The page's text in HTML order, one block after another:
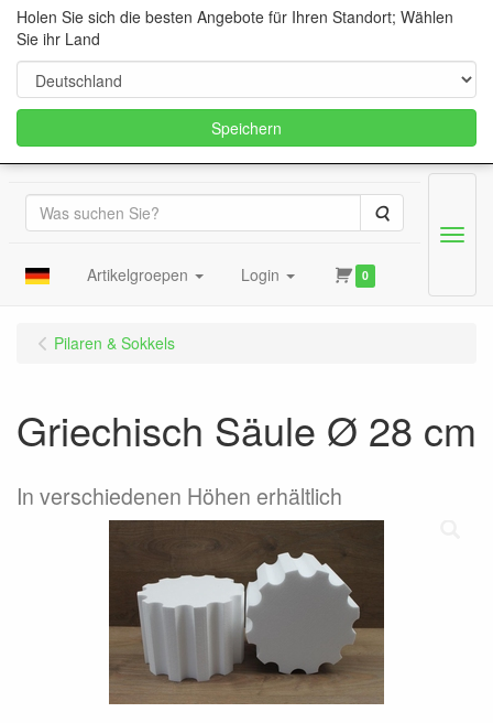
Suche
Artikelgroepen Login 0
Menu
Pilaren & Sokkels
Griechisch Säule Ø 28 cm
In verschiedenen Höhen erhältlich
Holen Sie sich die besten Angebote für Ihren Standort; Wählen
Sie ihr Land
Speichern